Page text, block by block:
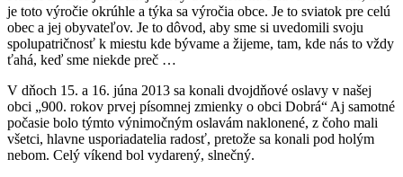
je toto výročie okrúhle a týka sa výročia obce. Je to sviatok pre celú
obec a jej obyvateľov. Je to dôvod, aby sme si uvedomili svoju
spolupatričnosť k miestu kde bývame a žijeme, tam, kde nás to vždy
ťahá, keď sme niekde preč …
V dňoch 15. a 16. júna 2013 sa konali dvojdňové oslavy v našej
obci „900. rokov prvej písomnej zmienky o obci Dobrá“ Aj samotné
počasie bolo týmto výnimočným oslavám naklonené, z čoho mali
všetci, hlavne usporiadatelia radosť, pretože sa konali pod holým
nebom. Celý víkend bol vydarený, slnečný.